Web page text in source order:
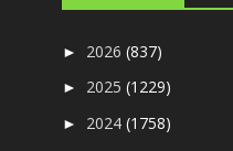
► 2026(837)
► 2025(1229)
► 2024(1758)